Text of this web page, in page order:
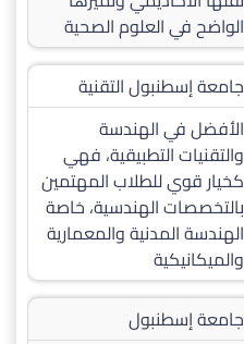
الواضح في العلوم الصحية
جامعة إسطنبول التقنية
الأفضل في الهندسة
والتقنيات التطبيقية، فهي
كخيار قوي للطلاب المهتمين
بالتخصصات الهندسية، خاصة
الهندسة المدنية والمعمارية
والميكانيكية
جامعة إسطنبول